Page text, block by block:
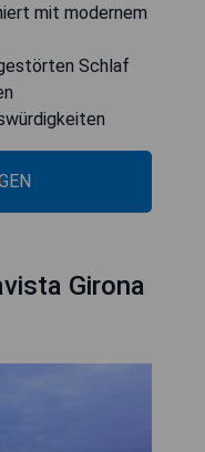
mit modernem
Schlaf
Girona